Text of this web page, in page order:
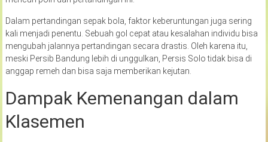
Dalam pertandingan sepak bola, faktor keberuntungan juga sering
kali menjadi penentu. Sebuah gol cepat atau kesalahan individu bisa
mengubah jalannya pertandingan secara drastis. Oleh karena itu,
meski Persib Bandung lebih di unggulkan, Persis Solo tidak bisa di
anggap remeh dan bisa saja memberikan kejutan.
Dampak Kemenangan dalam
Klasemen